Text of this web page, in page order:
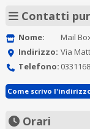
Contatti
Nome:
Mail
Indirizzo: Via
Telefono:
Come scrivo
Orari